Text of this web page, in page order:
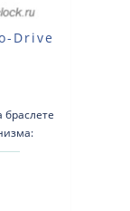
Drive
..